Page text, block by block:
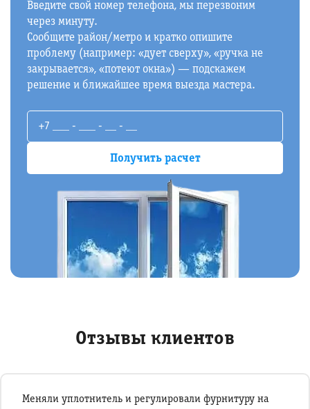
Введите свой номер телефона, мы перезвоним
через минуту.
Сообщите район/метро и кратко опишите
проблему (например: «дует сверху», «ручка не
закрывается», «потеют окна») — подскажем
решение и ближайшее время выезда мастера.
Отзывы клиентов
Меняли уплотнитель и регулировали фурнитуру на